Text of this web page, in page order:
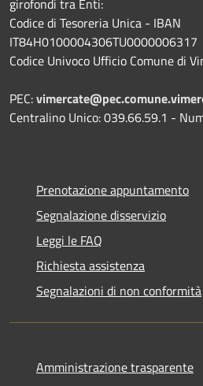
girofondi tra Enti:
Codice di Tesoreria Unica - IBAN
IT84H0100004306TU0000006317
Codice Univoco Ufficio Comune di
PEC:
Centralino Unico: 039.66.59.1 -
Prenotazione appuntamento
Segnalazione disservizio
Leggi le FAQ
Richiesta assistenza
Segnalazioni di non conformità
Amministrazione trasparente